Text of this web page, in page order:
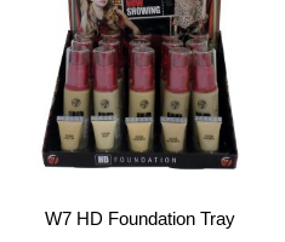
W7 HD Foundation Tray